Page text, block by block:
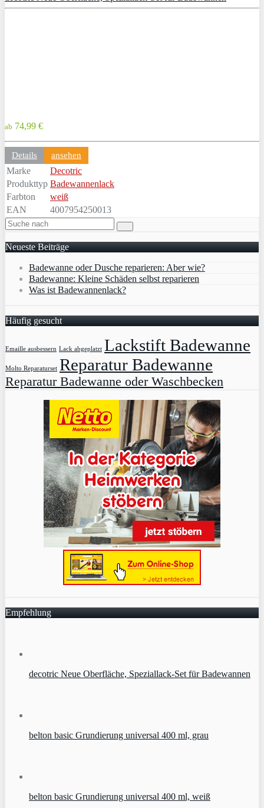
ab 74,99 €
Details ansehen
Marke
Decotric
Produkttyp Badewannenlack
Farbton
weiß
EAN
4007954250013
Neueste Beiträge
Badewanne oder Dusche reparieren: Aber wie?
Badewanne: Kleine Schäden selbst reparieren
Was ist Badewannenlack?
Häufig gesucht
Emaille ausbessern Lack abgeplatzt Lackstift Badewanne
Molto Reparaturset Reparatur Badewanne
Reparatur Badewanne oder Waschbecken
Empfehlung
decotric Neue Oberfläche, Speziallack-Set für Badewannen
belton basic Grundierung universal 400 ml, grau
belton basic Grundierung universal 400 ml, weiß